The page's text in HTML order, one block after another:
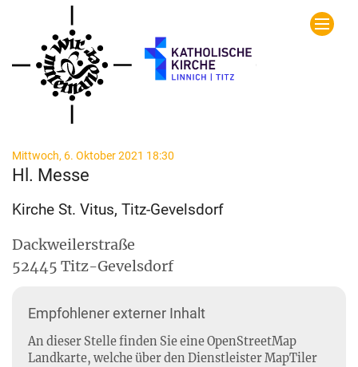
Zum Inhalt springen
Mittwoch, 6. Oktober 2021 18:30
Hl. Messe
Kirche St. Vitus, Titz-Gevelsdorf
Dackweilerstraße
52445 Titz-Gevelsdorf
Empfohlener externer Inhalt
An dieser Stelle finden Sie eine OpenStreetMap
Landkarte, welche über den Dienstleister MapTiler